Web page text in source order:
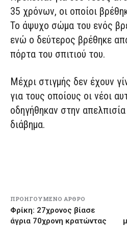
35 χρόνων, οι οποίοι
Το άψυχο σώμα του ενός
ενώ ο δεύτερος βρέθηκε
πόρτα του σπιτιού του.
Μέχρι στιγμής δεν έχουν
για τους οποίους οι νέοι
οδηγήθηκαν στην
διάβημα.
ΠΡΟΗΓΟΎΜΕΝΟ ΆΡΘΡΟ
Φρίκη: 27χρονος βίασε
άγρια 70χρονη κρατώντας